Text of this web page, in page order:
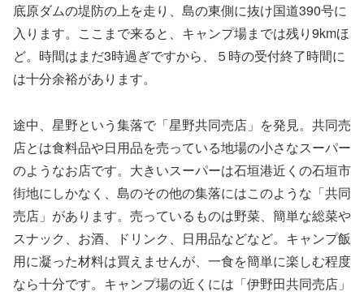
底原ダムの堤防の上を走り、島の東側に抜け国道390号に
入ります。ここまで来ると、キャンプ場までは残り9kmほ
ど。時間はまだ3時過ぎですから、５時の受付終了時間に
は十分余裕があります。
途中、星野という集落で「星野共同売店」を発見。共同売
店とは食料品や日用品を売っている地場の小さなスーパー
のようなお店です。大きいスーパーは石垣港近くの石垣市
街地にしかなく、島のその他の集落にはこのような「共同
売店」があります。売っているものは野菜、簡単な総菜や
スナック、お酒、ドリンク、日用品などなど。キャンプ飯
用に凝った材料は買えませんが、一食を簡単に楽しむ程度
なら十分です。キャンプ場の近くには「伊野田共同売店」